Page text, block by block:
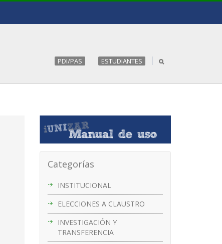
PDI/PAS ESTUDIANTES
Categorías
INSTITUCIONAL
ELECCIONES A CLAUSTRO
INVESTIGACIÓN Y
TRANSFERENCIA